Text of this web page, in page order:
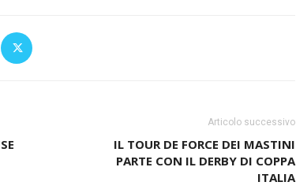
Articolo successivo
IL TOUR DE FORCE DEI MASTINI
PARTE CON IL DERBY DI COPPA
ITALIA